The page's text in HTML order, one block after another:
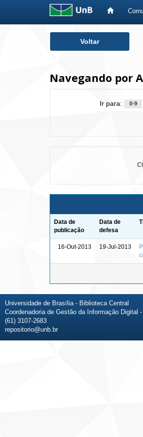
Voltar
Navegando por
Ir para: 0-9
Data de
publicação
Data de
defesa
16-Out-2013 19-Jul-2013
Universidade de Brasília - Biblioteca Central
Coordenadoria de Gestão da Informação Digital
(61) 3107-2683
repositorio@unb.br